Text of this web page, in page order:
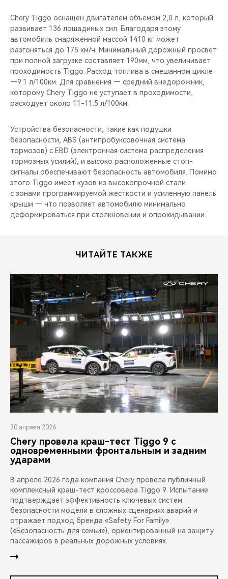
Chery Tiggo оснащен двигателем объемом 2,0 л, который
развивает 136 лошадиных сил. Благодаря этому
автомобиль снаряженной массой 1410 кг может
разгоняться до 175 км/ч. Минимальный дорожный просвет
при полной загрузке составляет 190мм, что увеличивает
проходимость Tiggo. Расход топлива в смешанном цикле
—9.1 л/100км. Для сравнения — средний внедорожник,
которому Chery Tiggo не уступает в проходимости,
расходует около 11-11.5 л/100км.
Устройства безопасности, такие как подушки
безопасности, ABS (антипробуксовочная система
тормозов) с EBD (электронная система распределения
тормозных усилий), и высоко расположенные стоп-
сигналы обеспечивают безопасность автомобиля. Помимо
этого Tiggo имеет кузов из высокопрочной стали
с зонами программируемой жесткости и усиленную панель
крыши — что позволяет автомобилю минимально
деформироваться при столкновении и опрокидывании.
ЧИТАЙТЕ ТАКЖЕ
30 апреля 2026
Chery провела краш-тест Tiggo 9 с
одновременными фронтальным и задним
ударами
В апреле 2026 года компания Chery провела публичный
комплексный краш-тест кроссовера Tiggo 9. Испытание
подтверждает эффективность ключевых систем
безопасности модели в сложных сценариях аварий и
отражает подход бренда «Safety For Family»
(«Безопасность для семьи»), ориентированный на защиту
пассажиров в реальных дорожных условиях.